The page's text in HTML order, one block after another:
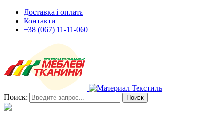
Доставка і оплата
Контакти
+38 (067) 11-11-060
Поиск: Поиск